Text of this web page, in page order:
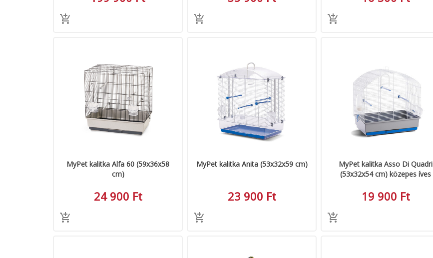
MyPet kalitka Alfa 60 (59x36x58
cm)
24 900 Ft
MyPet kalitka Anita (53x32x59 cm)
23 900 Ft
MyPet kalitka Asso Di Quadri
(53x32x54 cm) közepes íves
19 900 Ft